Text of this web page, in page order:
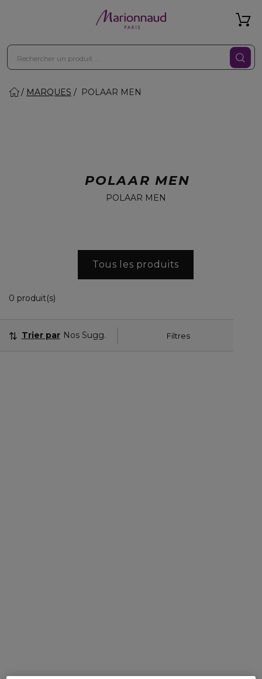
MARQUES POLAAR MEN
POLAAR MEN
POLAAR MEN
Tous les produits
0 produit(s)
Filtres
Trier par Nos Suggestions